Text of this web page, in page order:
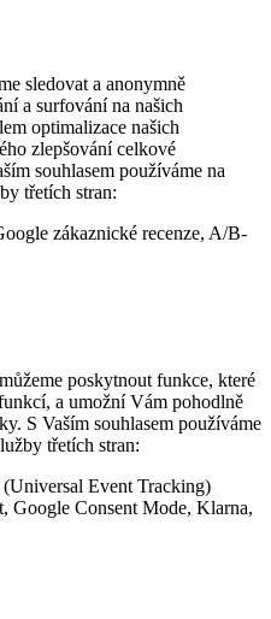
sledovat a anonymně
a surfování na našich
optimalizace našich
zlepšování celkové
souhlasem používáme na
třetích stran:
zákaznické recenze, A/B-
poskytnout funkce, které
a umožní Vám pohodlně
S Vaším souhlasem používáme
třetích stran:
Event Tracking)
Google Consent Mode, Klarna,